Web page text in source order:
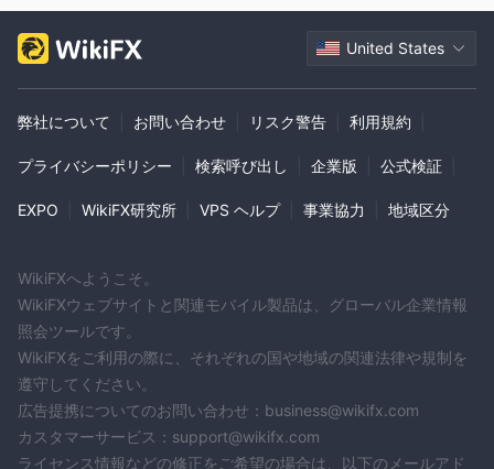
United States
弊社について お問い合わせ リスク警告 利用規約
プライバシーポリシー 検索呼び出し 企業版 公式検証
EXPO WikiFX研究所 VPS ヘルプ 事業協力 地域区分
WikiFXへようこそ。
WikiFXウェブサイトと関連モバイル製品は、グローバル企業情報
照会ツールです。
WikiFXをご利用の際に、それぞれの国や地域の関連法律や規制を
遵守してください。
広告提携についてのお問い合わせ：business@wikifx.com
カスタマーサービス：support@wikifx.com
ライセンス情報などの修正をご希望の場合は、以下のメールアド